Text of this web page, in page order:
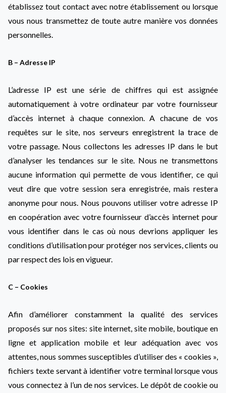
établissez tout contact avec notre établissement ou lorsque
vous nous transmettez de toute autre manière vos données
personnelles.
B – Adresse IP
L’adresse IP est une série de chiffres qui est assignée
automatiquement à votre ordinateur par votre fournisseur
d’accès internet à chaque connexion. A chacune de vos
requêtes sur le site, nos serveurs enregistrent la trace de
votre passage. Nous collectons les adresses IP dans le but
d’analyser les tendances sur le site. Nous ne transmettons
aucune information qui permette de vous identifier, ce qui
veut dire que votre session sera enregistrée, mais restera
anonyme pour nous. Nous pouvons utiliser votre adresse IP
en coopération avec votre fournisseur d’accès internet pour
vous identifier dans le cas où nous devrions appliquer les
conditions d’utilisation pour protéger nos services, clients ou
par respect des lois en vigueur.
C – Cookies
Afin d’améliorer constamment la qualité des services
proposés sur nos sites: site internet, site mobile, boutique en
ligne et application mobile et leur adéquation avec vos
attentes, nous sommes susceptibles d’utiliser des « cookies »,
fichiers texte servant à identifier votre terminal lorsque vous
vous connectez à l’un de nos services. Le dépôt de cookie ou